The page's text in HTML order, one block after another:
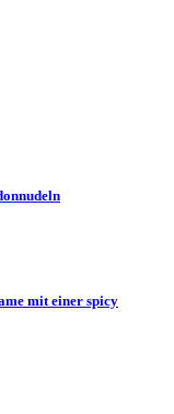
mit einer spicy